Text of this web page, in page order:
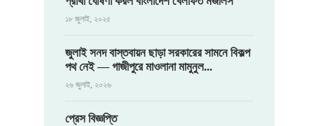
১৮ জুলাই, ২০২৫
জুলাই সনদ বাস্তবায়ন ছাড়া সরকারের সামনে বিকল্প
পথ নেই — গাজীপুরে মাওলানা মামুনুল...
২৬ জুলাই, ২০২৬
প্রেস বিজ্ঞপ্তি